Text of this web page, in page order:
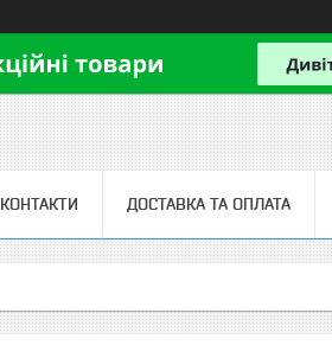
КОНТАКТИ ДОСТАВКА ТА ОПЛАТА